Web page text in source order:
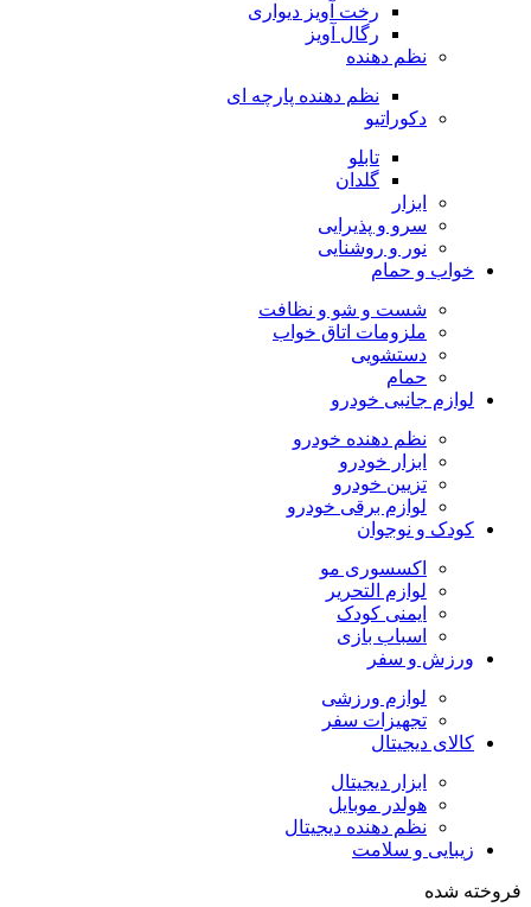
رخت آویز دیواری
رگال آویز
نظم دهنده
نظم دهنده پارچه ای
دکوراتیو
تابلو
گلدان
ابزار
سرو و پذیرایی
نور و روشنایی
خواب و حمام
شست و شو و نظافت
ملزومات اتاق خواب
دستشویی
حمام
لوازم جانبی خودرو
نظم دهنده خودرو
ابزار خودرو
تزیین خودرو
لوازم برقی خودرو
کودک و نوجوان
اکسسوری مو
لوازم التحریر
ایمنی کودک
اسباب بازی
ورزش و سفر
لوازم ورزشی
تجهیزات سفر
کالای دیجیتال
ابزار دیجیتال
هولدر موبایل
نظم دهنده دیجیتال
زیبایی و سلامت
فروخته شده